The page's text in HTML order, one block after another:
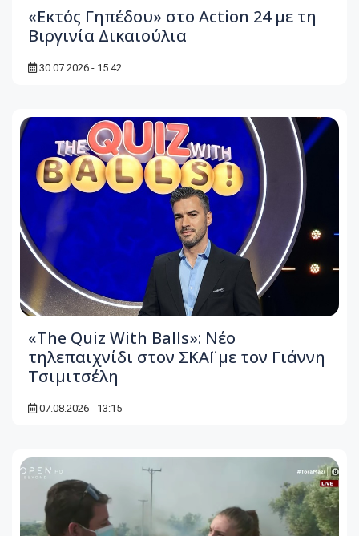
«Εκτός Γηπέδου» στο Action 24 με τη
Βιργινία Δικαιούλια
30.07.2026 - 15:42
«The Quiz With Balls»: Νέο
τηλεπαιχνίδι στον ΣΚΑΪ με τον Γιάννη
Τσιμιτσέλη
07.08.2026 - 13:15